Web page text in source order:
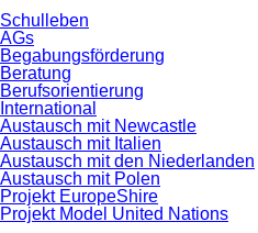
Schulleben
AGs
Begabungsförderung
Beratung
Berufsorientierung
International
Austausch mit Newcastle
Austausch mit Italien
Austausch mit den Niederlanden
Austausch mit Polen
Projekt EuropeShire
Projekt Model United Nations